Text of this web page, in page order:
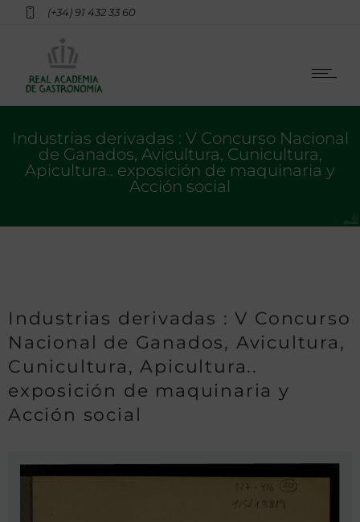
(+34) 91 432 33 60
Industrias derivadas : V Concurso Nacional
de Ganados, Avicultura, Cunicultura,
Apicultura.. exposición de maquinaria y
Acción social
Industrias derivadas : V Concurso
Nacional de Ganados, Avicultura,
Cunicultura, Apicultura..
exposición de maquinaria y
Acción social